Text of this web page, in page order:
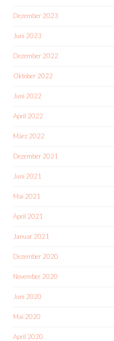
Dezember 2023
Juni 2023
Dezember 2022
Oktober 2022
Juni 2022
April 2022
März 2022
Dezember 2021
Juni 2021
Mai 2021
April 2021
Januar 2021
Dezember 2020
November 2020
Juni 2020
Mai 2020
April 2020